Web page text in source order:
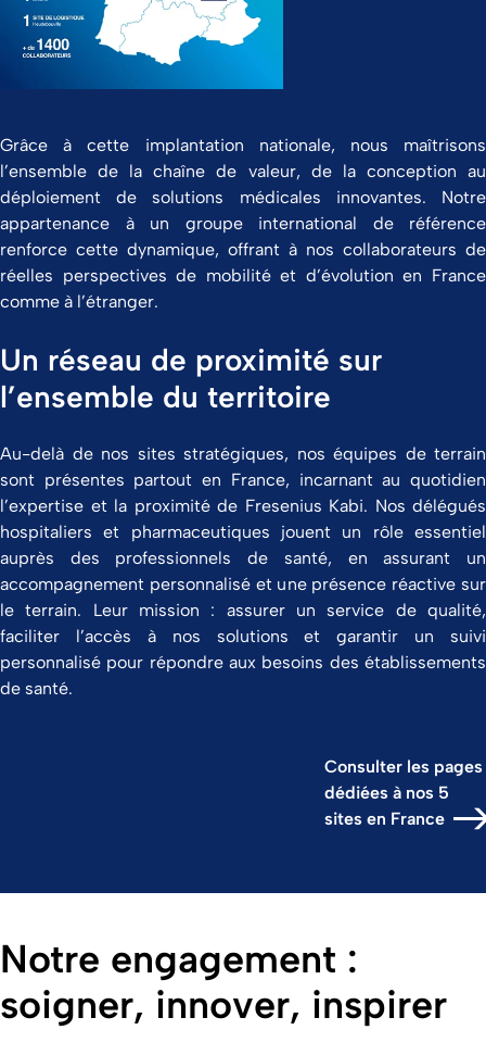
Grâce à cette implantation nationale, nous maîtrisons
l’ensemble de la chaîne de valeur, de la conception au
déploiement de solutions médicales innovantes. Notre
appartenance à un groupe international de référence
renforce cette dynamique, offrant à nos collaborateurs de
réelles perspectives de mobilité et d’évolution en France
comme à l’étranger.
Un réseau de proximité sur
l’ensemble du territoire
Au-delà de nos sites stratégiques, nos équipes de terrain
sont présentes partout en France, incarnant au quotidien
l’expertise et la proximité de Fresenius Kabi. Nos délégués
hospitaliers et pharmaceutiques jouent un rôle essentiel
auprès des professionnels de santé, en assurant un
accompagnement personnalisé et une présence réactive sur
le terrain. Leur mission : assurer un service de qualité,
faciliter l’accès à nos solutions et garantir un suivi
personnalisé pour répondre aux besoins des établissements
de santé.
Consulter les pages
dédiées à nos 5
sites en France
Notre engagement :
soigner, innover, inspirer